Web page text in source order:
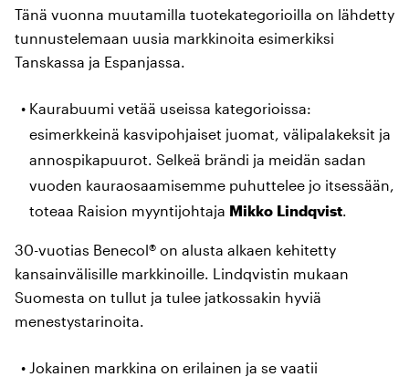
Tänä vuonna muutamilla tuotekategorioilla on lähdetty
tunnustelemaan uusia markkinoita esimerkiksi
Tanskassa ja Espanjassa.
Kaurabuumi vetää useissa kategorioissa:
esimerkkeinä kasvipohjaiset juomat, välipalakeksit ja
annospikapuurot. Selkeä brändi ja meidän sadan
vuoden kauraosaamisemme puhuttelee jo itsessään,
toteaa Raision myyntijohtaja Mikko Lindqvist
30-vuotias Benecol® on alusta alkaen kehitetty
kansainvälisille markkinoille. Lindqvistin mukaan
Suomesta on tullut ja tulee jatkossakin hyviä
menestystarinoita.
Jokainen markkina on erilainen ja se vaatii